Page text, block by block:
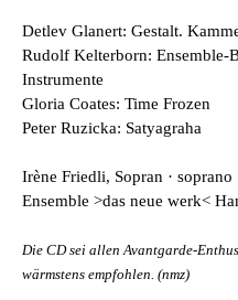
Detlev Glanert: Gestalt.
Rudolf Kelterborn: Ensemble-
Instrumente
Gloria Coates: Time Frozen
Peter Ruzicka: Satyagraha
Irène Friedli, Sopran · soprano
Ensemble >das neue werk<
Die CD sei allen Avantgarde-
wärmstens empfohlen. (nmz)